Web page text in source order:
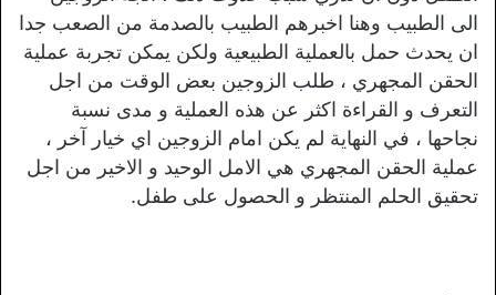
الى الطبيب وهنا اخبرهم الطبيب بالصدمة من الصعب جدا
ان يحدث حمل بالعملية الطبيعية ولكن يمكن تجربة عملية
الحقن المجهري ، طلب الزوجين بعض الوقت من اجل
التعرف و القراءة اكثر عن هذه العملية و مدى نسبة
نجاحها ، في النهاية لم يكن امام الزوجين اي خيار آخر ،
عملية الحقن المجهري هي الامل الوحيد و الاخير من اجل
تحقيق الحلم المنتظر و الحصول على طفل.